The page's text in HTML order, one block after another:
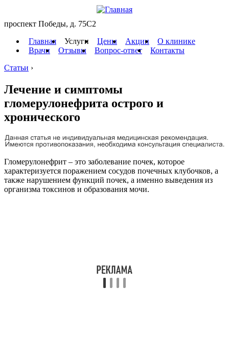
проспект Победы, д. 75C2
Главная
Услуги Цены Акции
О клинике
Врачи
Отзывы Вопрос-ответ
Контакты
Статьи ›
Лечение и симптомы
гломерулонефрита острого и
хронического
Гломерулонефрит – это заболевание почек, которое
характеризуется поражением сосудов почечных клубочков, а
также нарушением функций почек, а именно выведения из
организма токсинов и образования мочи.